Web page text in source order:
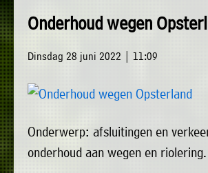
Onderhoud wegen
Dinsdag 28 juni 2022 | 11:09
Onderwerp: afsluitingen en
onderhoud aan wegen en riolering.
Welkom
Nieuws
Agenda
website@luxwoude.net
belang
Op
moment
het
bestuur